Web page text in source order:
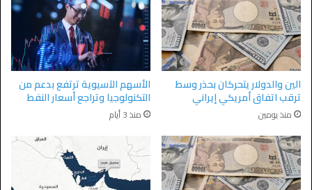
الين والدولار يتحركان بحذر وسط
ترقب اتفاق أمريكي إيراني
منذ يومين
الأسهم الآسيوية ترتفع بدعم من
التكنولوجيا وتراجع أسعار النفط
منذ 3 أيام